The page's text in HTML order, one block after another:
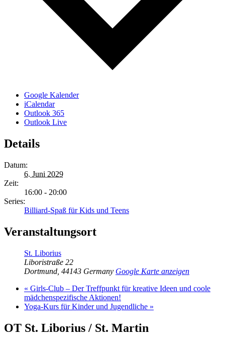
Google Kalender
iCalendar
Outlook 365
Outlook Live
Details
Datum:
6. Juni 2029
Zeit:
16:00 - 20:00
Series:
Billiard-Spaß für Kids und Teens
Veranstaltungsort
St. Liborius
Liboristraße 22
Dortmund 44143 Germany Google Karte anzeigen
« Girls-Club – Der Treffpunkt für kreative Ideen und coole
mädchenspezifische Aktionen!
Yoga-Kurs für Kinder und Jugendliche »
OT St. Liborius / St. Martin